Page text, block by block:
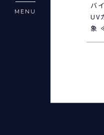
バ
UV
象
MENU